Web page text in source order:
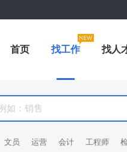
首页 找工作 找人
文员 运营 会计 工程师